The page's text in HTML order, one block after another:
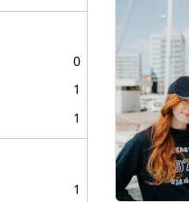
0
1
1
1